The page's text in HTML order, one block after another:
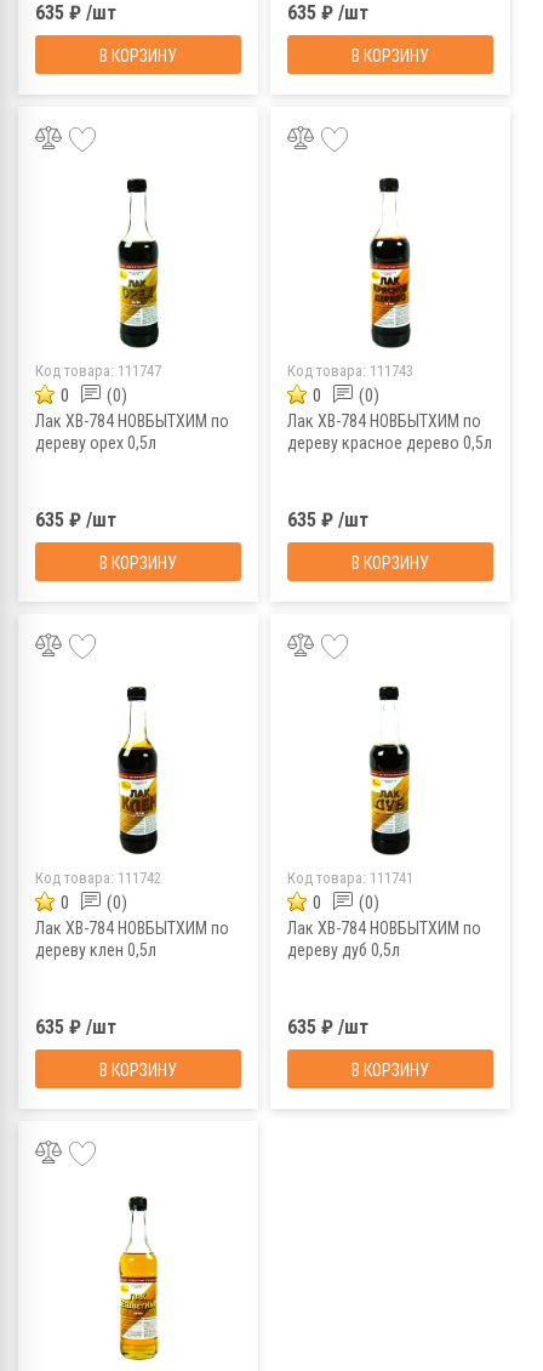
635 ₽ /шт
В КОРЗИНУ
635 ₽ /шт
В КОРЗИНУ
Код товара: 111747
0 (0)
Лак ХВ-784 НОВБЫТХИМ по
дереву орех 0,5л
635 ₽ /шт
В КОРЗИНУ
Код товара: 111743
0 (0)
Лак ХВ-784 НОВБЫТХИМ по
дереву красное дерево 0,5л
635 ₽ /шт
В КОРЗИНУ
Код товара: 111742
0 (0)
Лак ХВ-784 НОВБЫТХИМ по
дереву клен 0,5л
635 ₽ /шт
В КОРЗИНУ
Код товара: 111741
0 (0)
Лак ХВ-784 НОВБЫТХИМ по
дереву дуб 0,5л
635 ₽ /шт
В КОРЗИНУ